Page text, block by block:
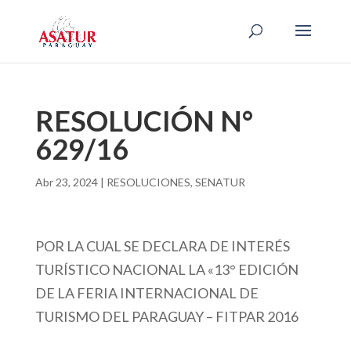
RESOLUCIÓN N°
629/16
Abr 23, 2024| RESOLUCIONES, SENATUR
POR LA CUAL SE DECLARA DE INTERÉS
TURÍSTICO NACIONAL LA «13° EDICIÓN
DE LA FERIA INTERNACIONAL DE
TURISMO DEL PARAGUAY – FITPAR 2016